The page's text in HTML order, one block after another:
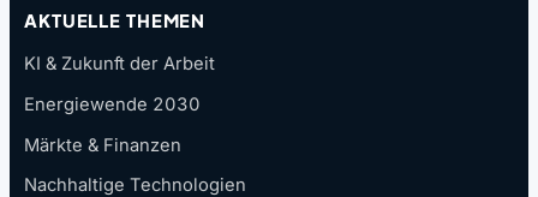
AKTUELLE THEMEN
KI & Zukunft der Arbeit
Energiewende 2030
Märkte & Finanzen
Nachhaltige Technologien